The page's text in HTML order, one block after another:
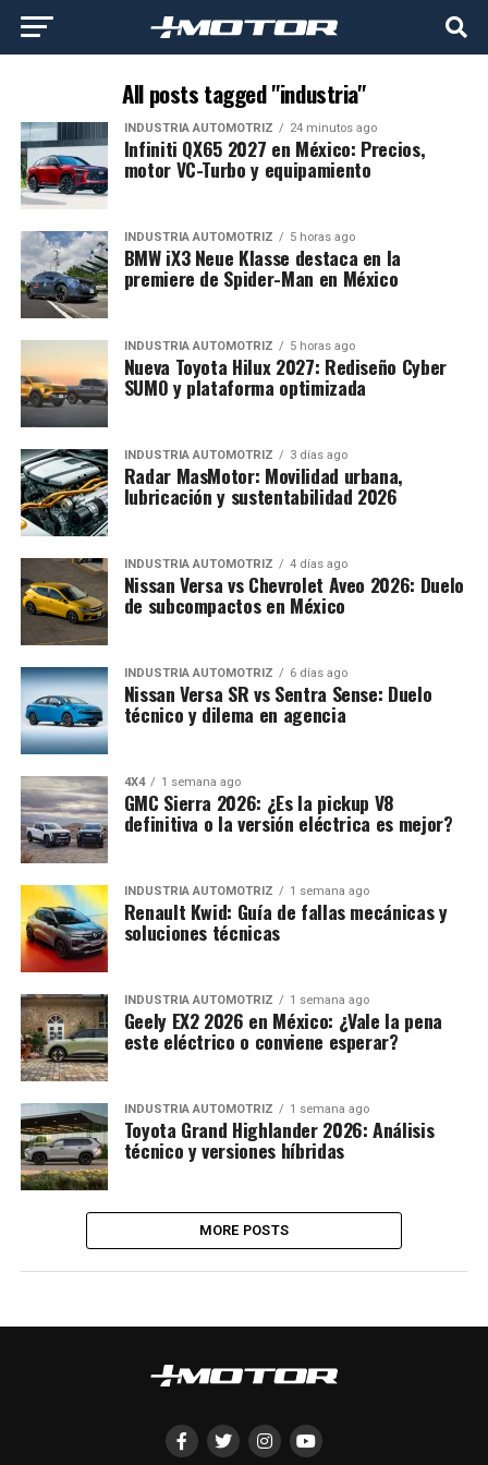
All posts tagged "industria"
INDUSTRIA AUTOMOTRIZ 24 minutos ago
Infiniti QX65 2027 en México: Precios,
motor VC-Turbo y equipamiento
INDUSTRIA AUTOMOTRIZ 5 horas ago
BMW iX3 Neue Klasse destaca en la
premiere de Spider-Man en México
INDUSTRIA AUTOMOTRIZ 5 horas ago
Nueva Toyota Hilux 2027: Rediseño Cyber
SUMO y plataforma optimizada
INDUSTRIA AUTOMOTRIZ 3 días ago
Radar MasMotor: Movilidad urbana,
lubricación y sustentabilidad 2026
INDUSTRIA AUTOMOTRIZ 4 días ago
Nissan Versa vs Chevrolet Aveo 2026: Duelo
de subcompactos en México
INDUSTRIA AUTOMOTRIZ 6 días ago
Nissan Versa SR vs Sentra Sense: Duelo
técnico y dilema en agencia
4X4 1 semana ago
GMC Sierra 2026: ¿Es la pickup V8
definitiva o la versión eléctrica es mejor?
INDUSTRIA AUTOMOTRIZ 1 semana ago
Renault Kwid: Guía de fallas mecánicas y
soluciones técnicas
INDUSTRIA AUTOMOTRIZ 1 semana ago
Geely EX2 2026 en México: ¿Vale la pena
este eléctrico o conviene esperar?
INDUSTRIA AUTOMOTRIZ 1 semana ago
Toyota Grand Highlander 2026: Análisis
técnico y versiones híbridas
MORE POSTS